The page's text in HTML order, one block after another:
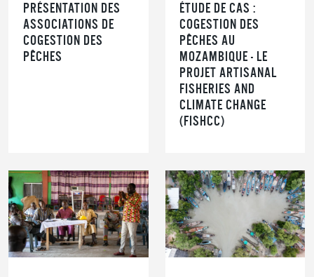
PRÉSENTATION DES
ASSOCIATIONS DE
COGESTION DES
PÊCHES
ÉTUDE DE CAS :
COGESTION DES
PÊCHES AU
MOZAMBIQUE - LE
PROJET ARTISANAL
FISHERIES AND
CLIMATE CHANGE
(FISHCC)